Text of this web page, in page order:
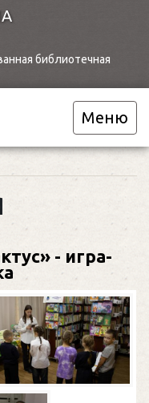
библиотечная
Меню
- игра-